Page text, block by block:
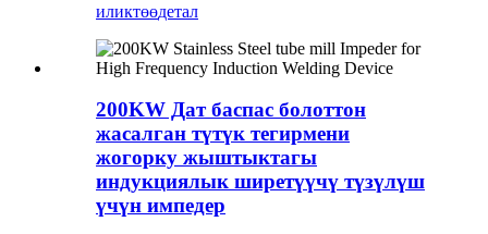
иликтөөдетал
200KW Дат баспас болоттон
жасалган түтүк тегирмени
жогорку жыштыктагы
индукциялык ширетүүчү түзүлүш
үчүн импедер